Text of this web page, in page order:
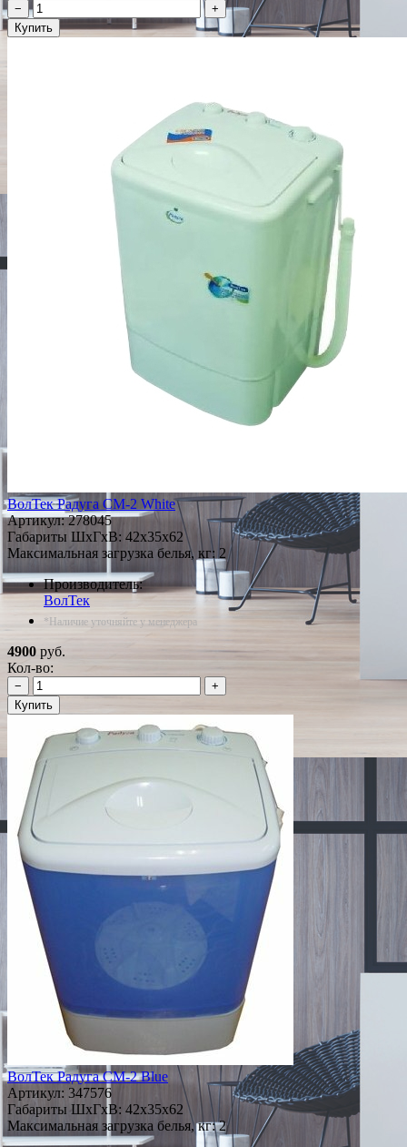
−
+
Купить
ВолТек Радуга СМ-2 White
Артикул:278045
Габариты ШxГxВ: 42x35x62
Максимальная загрузка белья, кг: 2
Производитель:
ВолТек
*Наличие уточняйте у менеджера
4900 руб.
Кол-во:
−
+
Купить
ВолТек Радуга СМ-2 Blue
Артикул: 347576
Габариты ШxГxВ: 42x35x62
Максимальная загрузка белья, кг: 2